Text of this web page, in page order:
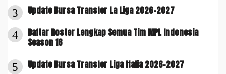
3 Update Bursa Transfer La Liga 2026-2027
4
Daftar Roster Lengkap Semua Tim MPL Indonesia
Season 18
5 Update Bursa Transfer Liga Italia 2026-2027